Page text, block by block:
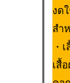
งด
สำ
・
เสื้